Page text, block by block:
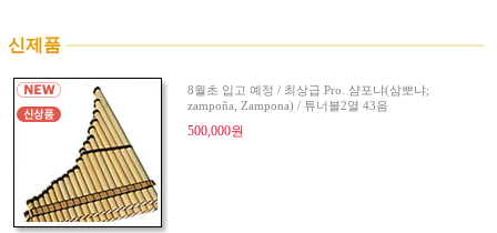
신제품
8월초 입고 예정 / 최상급 Pro. 샴포냐(삼뽀냐;
zampoña, Zampona) / 튜너블2열 43음
500,000원